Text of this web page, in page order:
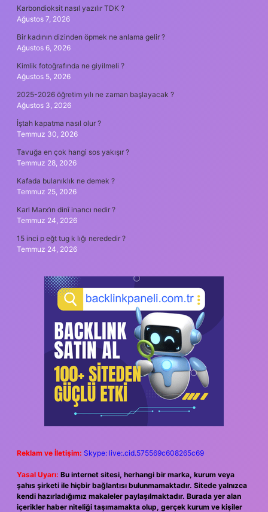
Karbondioksit nasıl yazılır TDK ?
Ağustos 7, 2026
Bir kadının dizinden öpmek ne anlama gelir ?
Ağustos 6, 2026
Kimlik fotoğrafında ne giyilmeli ?
Ağustos 5, 2026
2025-2026 öğretim yılı ne zaman başlayacak ?
Ağustos 3, 2026
İştah kapatma nasıl olur ?
Temmuz 30, 2026
Tavuğa en çok hangi sos yakışır ?
Temmuz 28, 2026
Kafada bulanıklık ne demek ?
Temmuz 25, 2026
Karl Marx’ın dinî inancı nedir ?
Temmuz 24, 2026
15 inci p eğt tug k lığı nerededir ?
Temmuz 24, 2026
Reklam ve İletişim: Skype: live:.cid.575569c608265c69
Yasal Uyarı: Bu internet sitesi, herhangi bir marka, kurum veya
şahıs şirketi ile hiçbir bağlantısı bulunmamaktadır. Sitede yalnızca
kendi hazırladığımız makaleler paylaşılmaktadır. Burada yer alan
içerikler haber niteliği taşımamakta olup, gerçek kurum ve kişiler